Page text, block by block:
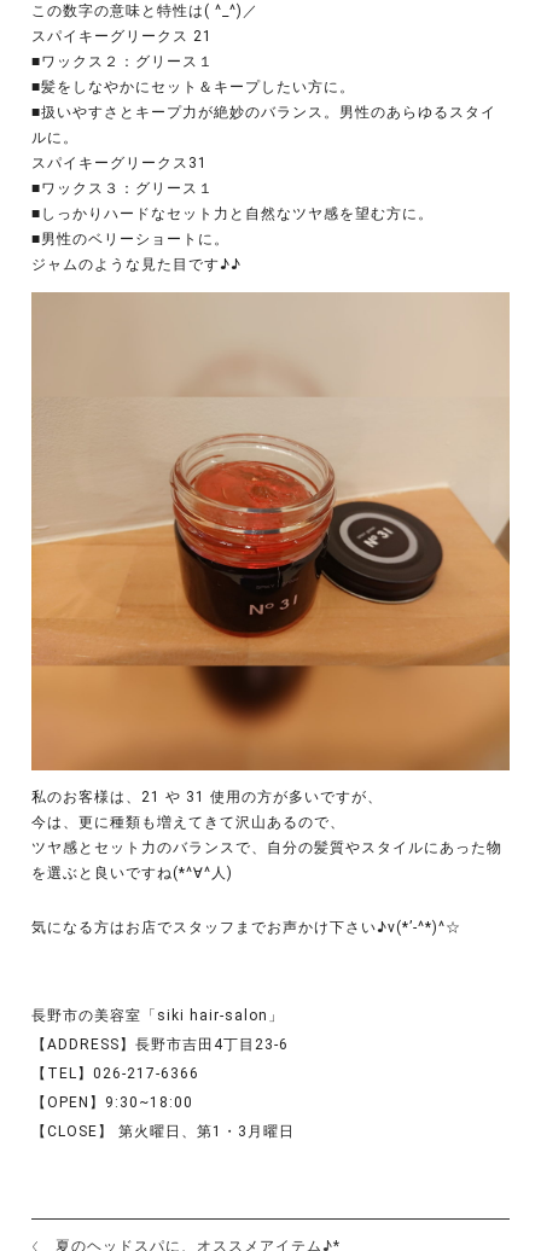
この数字の意味と特性は( ^_^)／
スパイキーグリークス 21
■ワックス２：グリース１
■髪をしなやかにセット＆キープしたい方に。
■扱いやすさとキープ力が絶妙のバランス。男性のあらゆるスタイ
ルに。
スパイキーグリークス31
■ワックス３：グリース１
■しっかりハードなセット力と自然なツヤ感を望む方に。
■男性のベリーショートに。
ジャムのような見た目です♪♪
私のお客様は、21 や 31 使用の方が多いですが、
今は、更に種類も増えてきて沢山あるので、
ツヤ感とセット力のバランスで、自分の髪質やスタイルにあった物
を選ぶと良いですね(*^∀^人)
気になる方はお店でスタッフまでお声かけ下さい♪v(*’-^*)^☆
長野市の美容室「siki hair-salon」
【ADDRESS】長野市吉田4丁目23-6
【TEL】026-217-6366
【OPEN】9:30~18:00
【CLOSE】 第火曜日、第1・3月曜日
夏のヘッドスパに、オススメアイテム♪*